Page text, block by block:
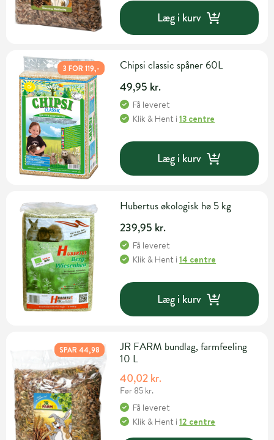
Læg i kurv
3 FOR 119,- Chipsi classic spåner 60L
49,95 kr.
Få leveret
Klik & Hent i13 centre
Læg i kurv
Hubertus økologisk hø 5 kg
239,95 kr.
Få leveret
Klik & Hent i14 centre
Læg i kurv
SPAR 44,98
JR FARM bundlag, farmfeeling
10 L
40,02 kr.
Før 85 kr.
Få leveret
Klik & Hent i12 centre